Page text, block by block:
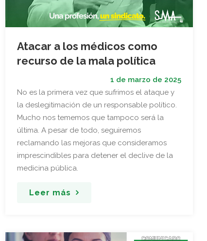
Atacar a los médicos como
recurso de la mala política
1 de marzo de 2025
No es la primera vez que sufrimos el ataque y
la deslegitimación de un responsable político.
Mucho nos tememos que tampoco será la
última. A pesar de todo, seguiremos
reclamando las mejoras que consideramos
imprescindibles para detener el declive de la
medicina pública.
Leer más